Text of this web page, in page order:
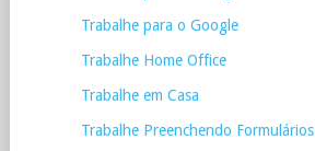
Trabalhe para o Google
Trabalhe Home Office
Trabalhe em Casa
Trabalhe Preenchendo Formulários